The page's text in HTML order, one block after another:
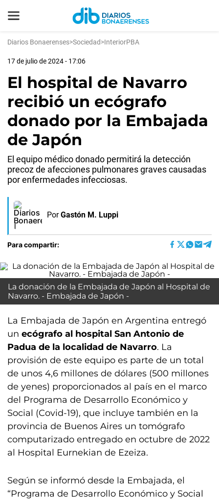
Diarios Bonaerenses>Sociedad>InteriorPBA
17 de julio de 2024 - 17:06
El hospital de Navarro
recibió un ecógrafo
donado por la Embajada
de Japón
El equipo médico donado permitirá la detección
precoz de afecciones pulmonares graves causadas
por enfermedades infecciosas.
Por Gastón M. Luppi
Para compartir:
La donación de la Embajada de Japón al Hospital de
Navarro. - Embajada de Japón -
La Embajada de Japón en Argentina entregó
un ecógrafo al hospital San Antonio de
Padua de la localidad de Navarro. La
provisión de este equipo es parte de un total
de unos 4,6 millones de dólares (500 millones
de yenes) proporcionados al país en el marco
del Programa de Desarrollo Económico y
Social (Covid-19), que incluye también en la
provincia de Buenos Aires un tomógrafo
computarizado entregado en octubre de 2022
al Hospital Eurnekian de Ezeiza.
Según se informó desde la Embajada, el
“Programa de Desarrollo Económico y Social